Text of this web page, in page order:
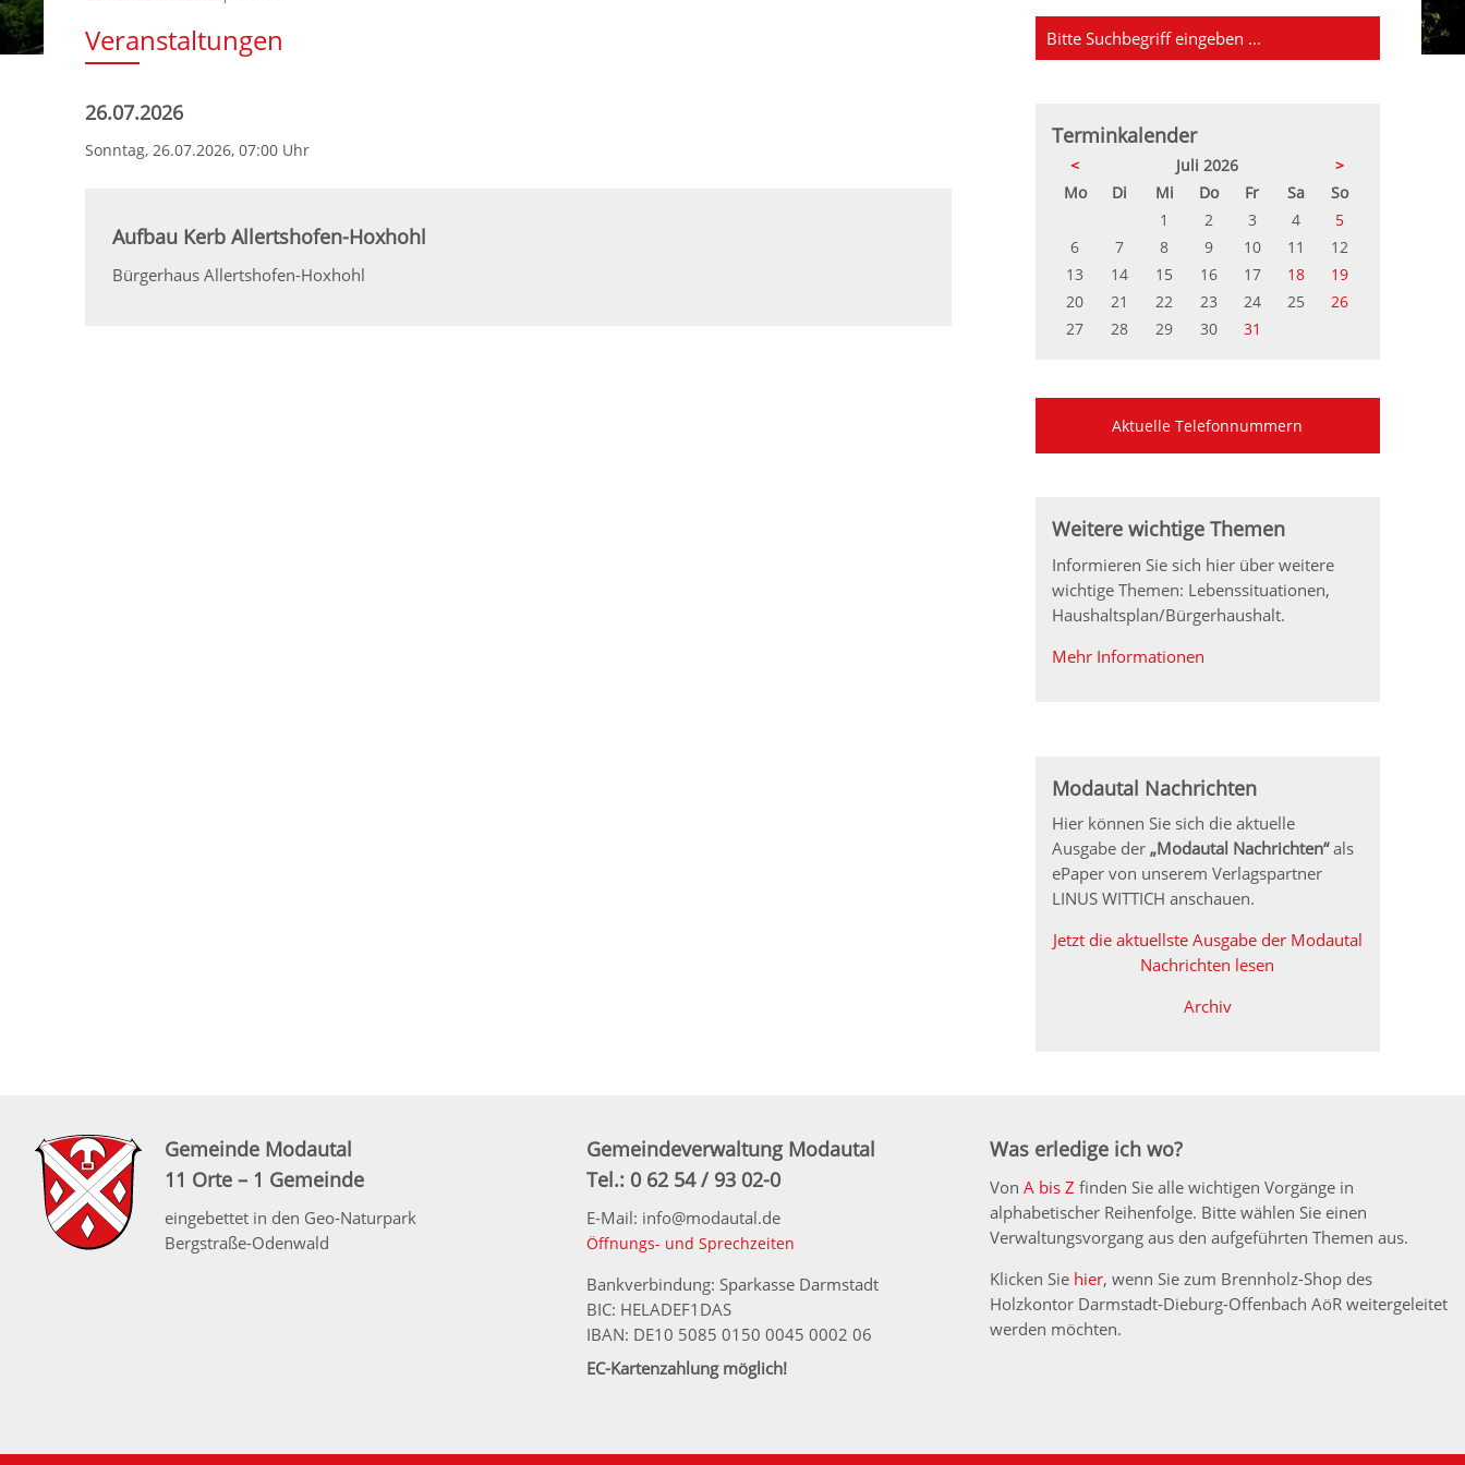
Veranstaltungen
26.07.2026
Sonntag,26.07.2026, 07:00 Uhr
Aufbau Kerb Allertshofen-Hoxhohl
Bürgerhaus Allertshofen-Hoxhohl
Terminkalender
< Juli 2026
>
MontagDi enstag
Mittwoch
Donnerstag
FreitagSamstag
Sonntag
1
2 3 4
5
6
7 8 9 10 11
12
13
14 15 16 17 18
19
20
21 22 23 24 25
26
27
28 29 30 31
Aktuelle Telefonnummern
Weitere wichtige Themen
Informieren Sie sich hier über weitere
wichtige Themen: Lebenssituationen,
Haushaltsplan/Bürgerhaushalt.
Mehr Informationen
Modautal Nachrichten
Hier können Sie sich die aktuelle
Ausgabe der „Modautal Nachrichten“als
ePaper von unserem Verlagspartner
LINUS WITTICH anschauen.
Jetzt die aktuellste Ausgabe der Modautal
Nachrichten lesen
Archiv
Gemeinde Modautal
11 Orte – 1 Gemeinde
eingebettet in den Geo-Naturpark
Bergstraße-Odenwald
Gemeindeverwaltung Modautal
Tel.: 0 62 54 / 93 02-0
E-Mail: info@modautal.de
Öffnungs- und Sprechzeiten
Bankverbindung: Sparkasse Darmstadt
BIC: HELADEF1DAS
IBAN: DE10 5085 0150 0045 0002 06
EC-Kartenzahlung möglich!
Was erledige ich wo?
Von A bis Z finden Sie alle wichtigen Vorgänge in
alphabetischer Reihenfolge. Bitte wählen Sie einen
Verwaltungsvorgang aus den aufgeführten Themen aus.
Klicken Sie hier, wenn Sie zum Brennholz-Shop des
Holzkontor Darmstadt-Dieburg-Offenbach AöR weitergeleitet
werden möchten.